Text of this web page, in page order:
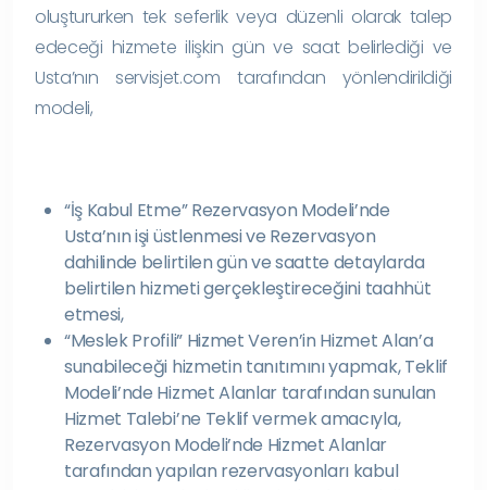
oluştururken tek seferlik veya düzenli olarak talep
edeceği hizmete ilişkin gün ve saat belirlediği ve
Usta’nın servisjet.com tarafından yönlendirildiği
modeli,
“İş Kabul Etme” Rezervasyon Modeli’nde
Usta’nın işi üstlenmesi ve Rezervasyon
dahilinde belirtilen gün ve saatte detaylarda
belirtilen hizmeti gerçekleştireceğini taahhüt
etmesi,
“Meslek Profili” Hizmet Veren’in Hizmet Alan’a
sunabileceği hizmetin tanıtımını yapmak, Teklif
Modeli’nde Hizmet Alanlar tarafından sunulan
Hizmet Talebi’ne Teklif vermek amacıyla,
Rezervasyon Modeli’nde Hizmet Alanlar
tarafından yapılan rezervasyonları kabul